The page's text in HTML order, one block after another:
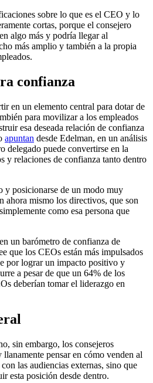
sobre lo que es el CEO y lo
cortas, porque el consejero
algo más y podría llegar al
más amplio y también a la propia
confianza
en un elemento central para dotar de
para movilizar a los empleados
esa deseada relación de confianza
apuntan desde Edelman, en un análisis
delegado puede convertirse en la
y relaciones de confianza tanto dentro
y posicionarse de un modo muy
ahora mismo los directivos, que son
como esa persona que
un barómetro de confianza de
que los CEOs están más impulsados
por lograr un impacto positivo y
a pesar de que un 64% de los
deberían tomar el liderazgo en
sin embargo, los consejeros
pensar en cómo venden al
las audiencias externas, sino que
esta posición desde dentro.